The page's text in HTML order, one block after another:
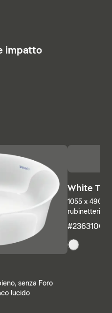
visivo.
impatto
senza Foro
lucido
White
1055 x 490
rubinetteria,